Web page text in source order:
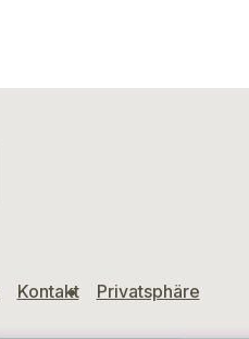
Kontakt Privatsphäre